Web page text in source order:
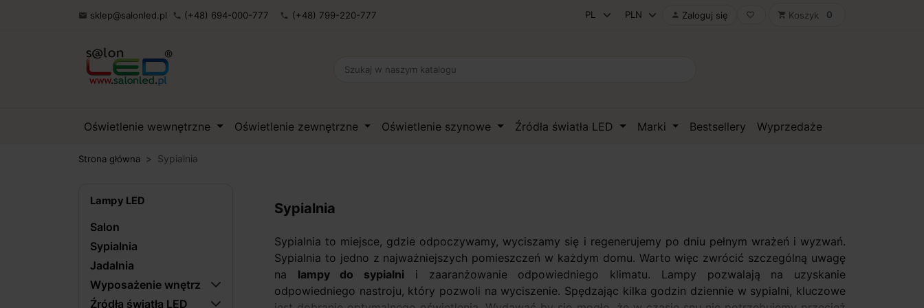
 sklep@salonled.pl phone (+48) 694-000-777 phone (+48) 799-220-777  Zaloguj się favorite_border shopping_cart Koszyk 0
Oświetlenie wewnętrzne Oświetlenie zewnętrzne Oświetlenie szynowe Źródła światła LED Marki Bestsellery Wyprzedaże
Strona główna Sypialnia
Lampy LED
Salon
Sypialnia
Jadalnia
Wyposażenie wnętrz
Źródła światła LED
Sypialnia
Sypialnia to miejsce, gdzie odpoczywamy, wyciszamy się i regenerujemy po dniu pełnym wrażeń i wyzwań.
Sypialnia to jedno z najważniejszych pomieszczeń w każdym domu. Warto więc zwrócić szczególną uwagę
na lampy do sypialni i zaaranżowanie odpowiedniego klimatu. Lampy pozwalają na uzyskanie
odpowiedniego nastroju, który pozwoli na wyciszenie. Spędzając kilka godzin dziennie w sypialni, kluczowe